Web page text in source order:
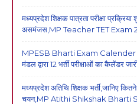
मध्यप्रदेश शिक्षक पात्रता परीक्षा
असमंजस,MP Teacher TET Exam
MPESB Bharti Exam Calender
मंडल द्वारा 12 भर्ती परीक्षाओं का कैलेंडर
मध्यप्रदेश अतिथि शिक्षक भर्ती,जानिए
चयन,MP Atithi Shikshak Bharti